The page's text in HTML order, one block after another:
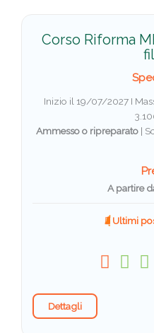
Corso Riforma
Inizio il 19/07/2027 I
Ammesso o ripreparato |
A partire
Ultimi
Dettagli